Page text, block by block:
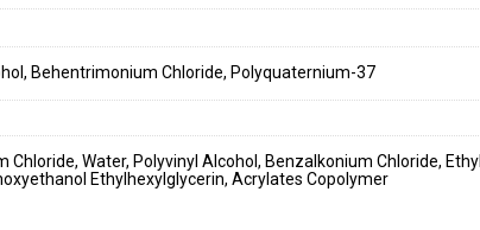
Behentrimonium Chloride, Polyquaternium-37
Chloride, Water, Polyvinyl Alcohol, Benzalkonium Chloride, Ethyl
Ethylhexylglycerin, Acrylates Copolymer